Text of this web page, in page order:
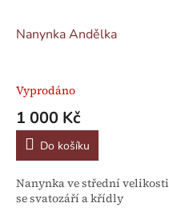
Nanynka Andělka
Vyprodáno
1 000 Kč
Do košíku
Nanynka ve střední velikosti
se svatozáří a křídly